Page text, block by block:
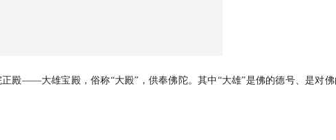
殿——大雄宝殿，俗称“大殿”，供奉佛陀。其中“大雄”是佛的德号、是对